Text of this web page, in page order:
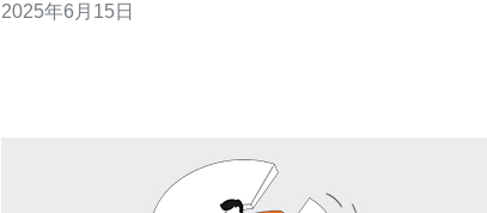
需要简单的一键操作即可完成。无需专业知识，即可畅享
2025年6月15日